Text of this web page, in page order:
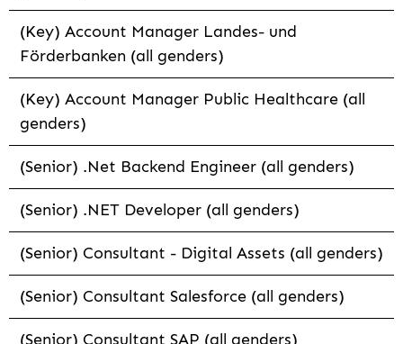
(Key) Account Manager Landes- und
Förderbanken (all genders)
(Key) Account Manager Public Healthcare (all
genders)
(Senior) .Net Backend Engineer (all genders)
(Senior) .NET Developer (all genders)
(Senior) Consultant - Digital Assets (all genders)
(Senior) Consultant Salesforce (all genders)
(Senior) Consultant SAP (all genders)